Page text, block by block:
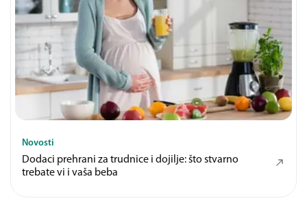
Novosti
Dodaci prehrani za trudnice i dojilje: što stvarno
trebate vi i vaša beba